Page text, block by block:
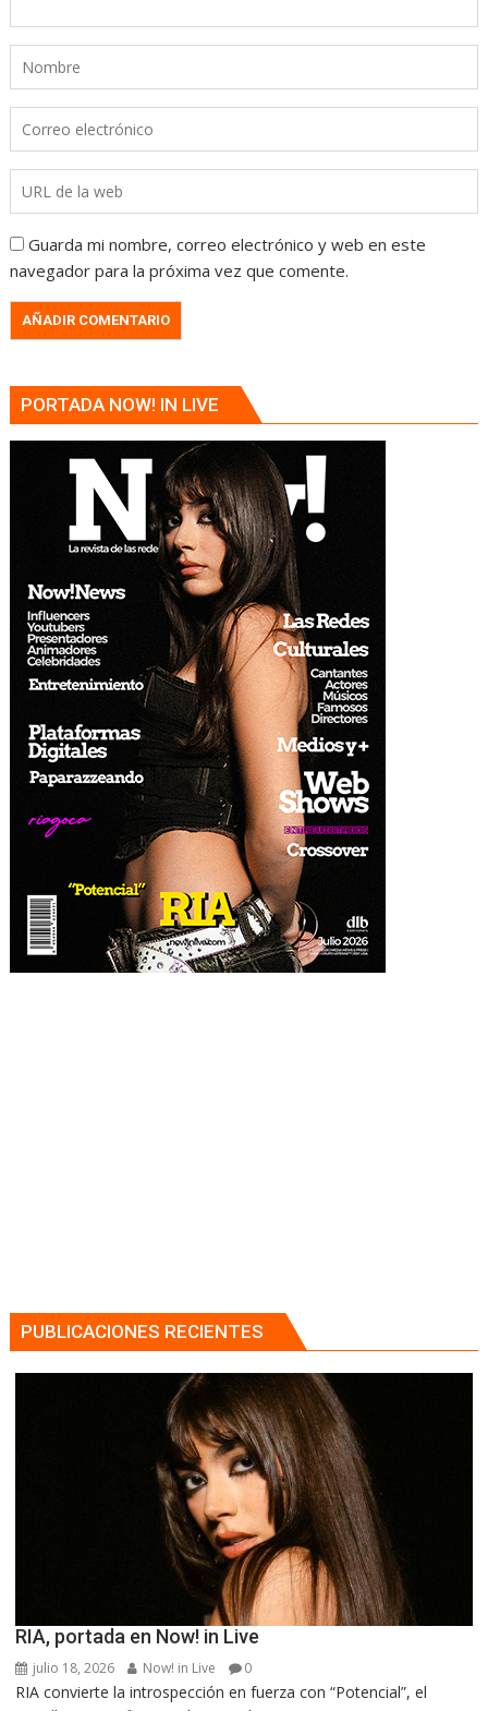
Guarda mi nombre, correo electrónico y web en este
navegador para la próxima vez que comente.
PORTADA NOW! IN LIVE
PUBLICACIONES RECIENTES
RIA, portada en Now! in Live
julio 18, 2026 Now! in Live 0
RIA convierte la introspección en fuerza con “Potencial”, el